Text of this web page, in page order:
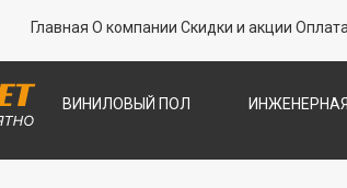
Главная О компании Скидки и акции
ВИНИЛОВЫЙ ПОЛ